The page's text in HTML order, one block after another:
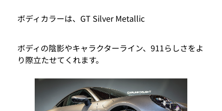
ボディカラーは、GT Silver Metallic
ボディの陰影やキャラクターライン、911らしさをよ
り際立たせてくれます。